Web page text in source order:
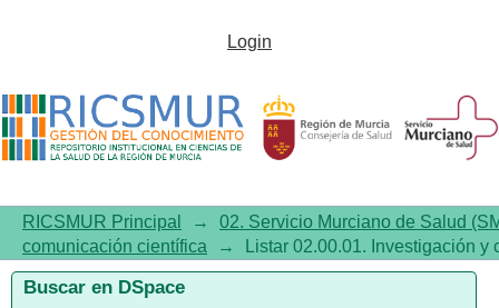
Listar02.00.01. Investigación y
tema "Osteoarthritis,
Knee/diagnostic
imaging/ethnology/surgery"
Login
RICSMUR Principal →
02. Servicio Murciano de Salud
comunicación científica
→ Listar 02.00.01. Investigación
Buscar en DSpace